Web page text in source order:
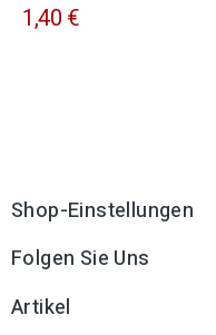
1,40 €
Shop-Einstellungen
Folgen Sie Uns
Artikel